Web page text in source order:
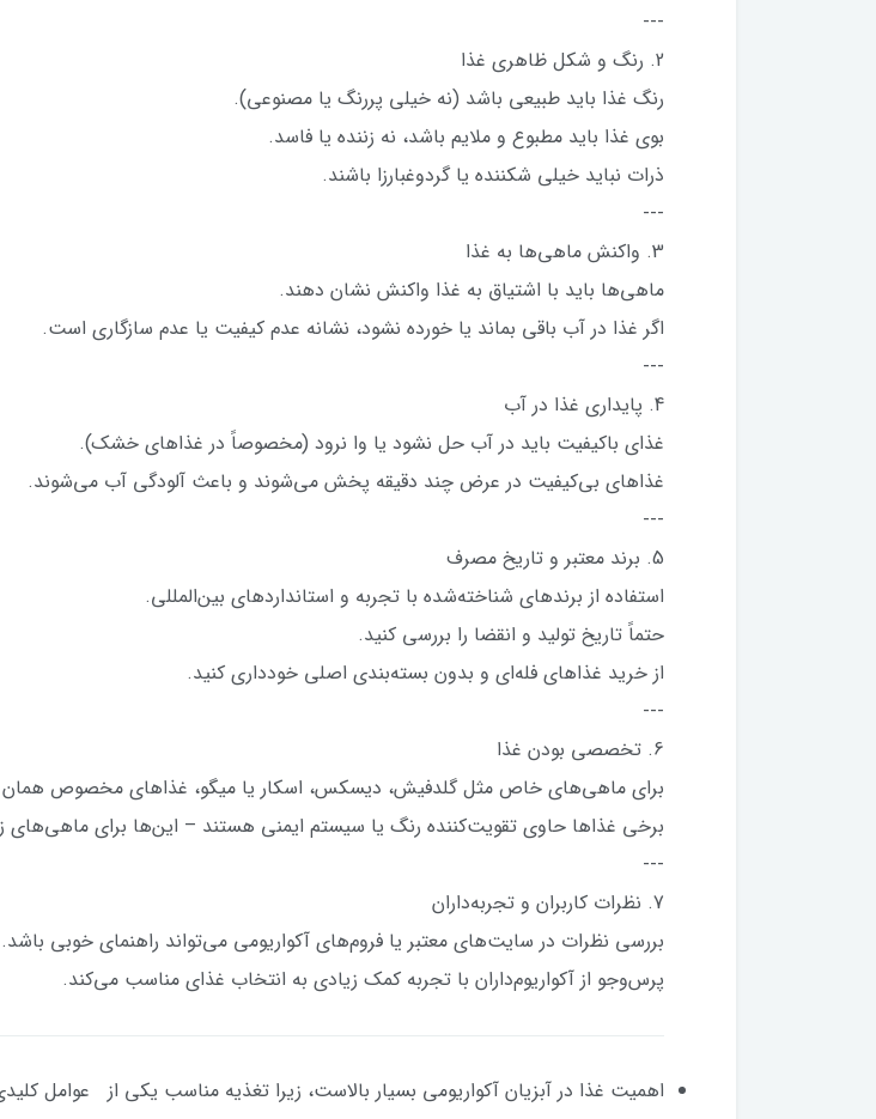
---
2. رنگ و شکل ظاهری غذا
رنگ غذا باید طبیعی باشد (نه خیلی پررنگ یا مصنوعی).
بوی غذا باید مطبوع و ملایم باشد، نه زننده یا فاسد.
ذرات نباید خیلی شکننده یا گردوغبارزا باشند.
---
3. واکنش ماهی‌ها به غذا
ماهی‌ها باید با اشتیاق به غذا واکنش نشان دهند.
اگر غذا در آب باقی بماند یا خورده نشود، نشانه عدم کیفیت یا عدم سازگاری است.
---
4. پایداری غذا در آب
غذای باکیفیت باید در آب حل نشود یا وا نرود (مخصوصاً در غذاهای خشک).
غذاهای بی‌کیفیت در عرض چند دقیقه پخش می‌شوند و باعث آلودگی آب می‌شوند.
---
5. برند معتبر و تاریخ مصرف
استفاده از برندهای شناخته‌شده با تجربه و استانداردهای بین‌المللی.
حتماً تاریخ تولید و انقضا را بررسی کنید.
از خرید غذاهای فله‌ای و بدون بسته‌بندی اصلی خودداری کنید.
---
6. تخصصی بودن غذا
برای ماهی‌های خاص مثل گلدفیش، دیسکس، اسکار یا میگو، غذاهای مخصوص همان
برخی غذاها حاوی تقویت‌کننده رنگ یا سیستم ایمنی هستند – این‌ها برای ماهی‌های
---
7. نظرات کاربران و تجربه‌داران
بررسی نظرات در سایت‌های معتبر یا فروم‌های آکواریومی می‌تواند راهنمای خوبی باشد.
پرس‌وجو از آکواریوم‌داران با تجربه کمک زیادی به انتخاب غذای مناسب می‌کند.
اهمیت غذا در آبزیان آکواریومی بسیار بالاست، زیرا تغذیه مناسب یکی از عوامل